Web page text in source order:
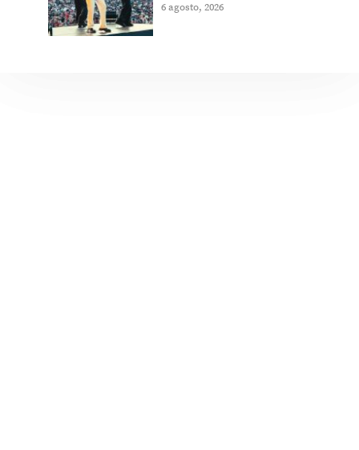
6 agosto, 2026